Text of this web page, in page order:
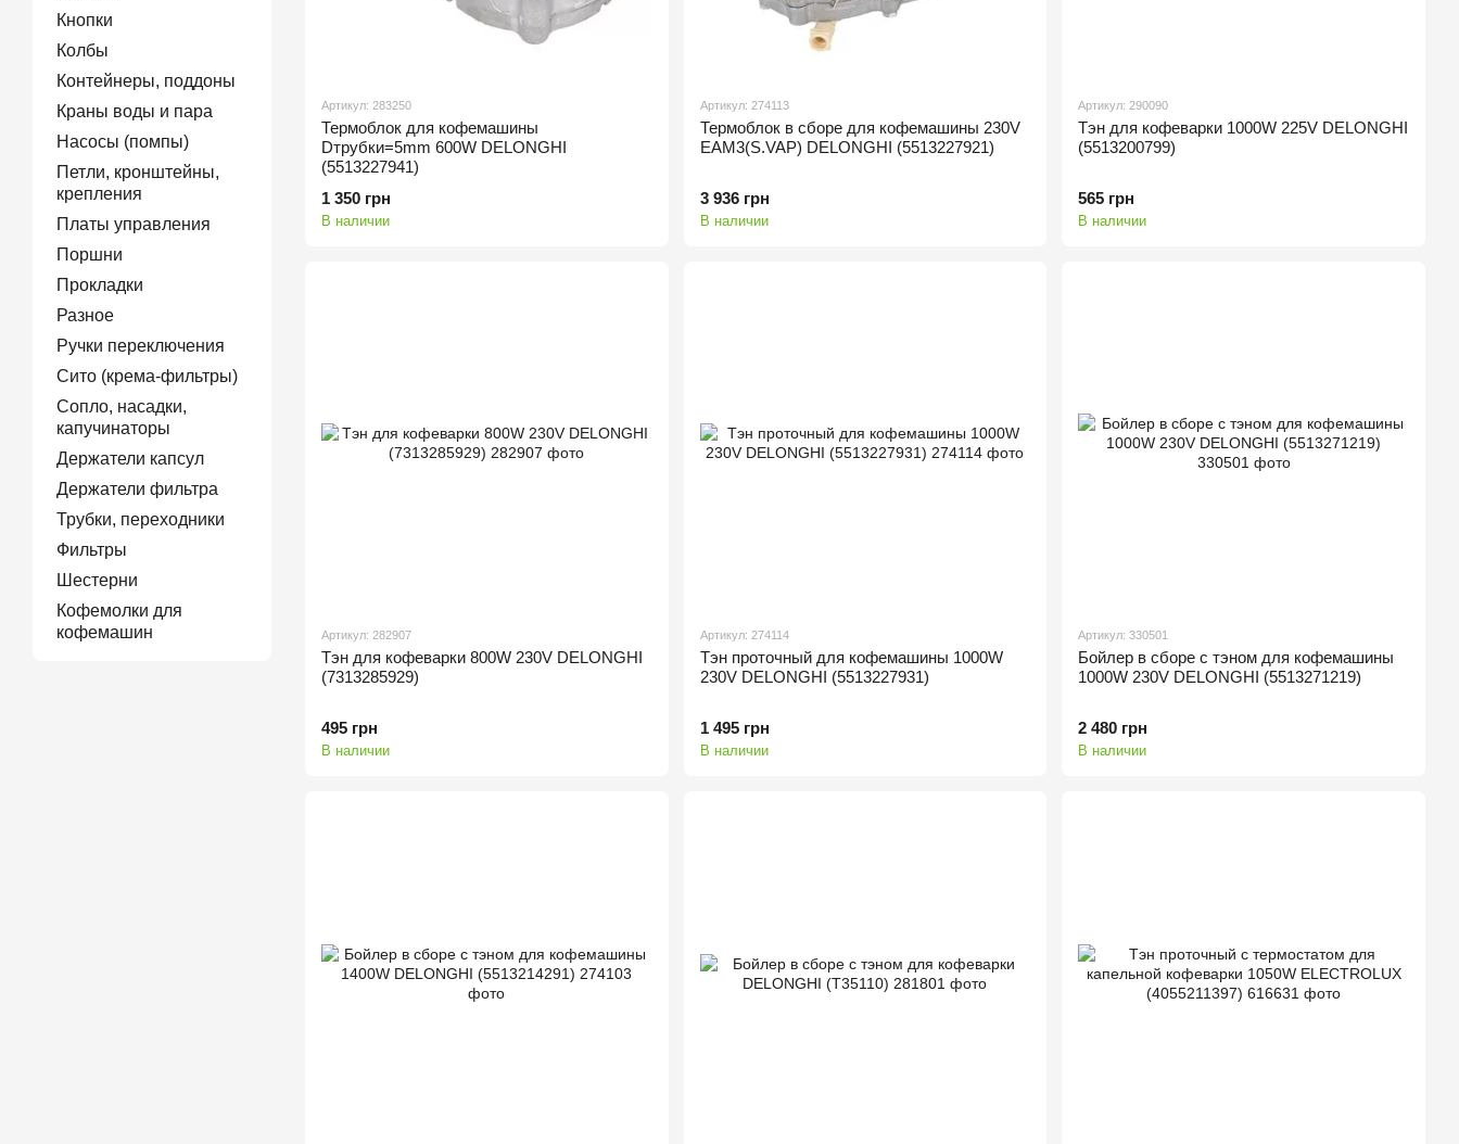
Артикул: 283250
Термоблок для кофемашины
Dтрубки=5mm 600W DELONGHI
(5513227941)
1 350 грн
В наличии
Артикул: 274113
Термоблок в сборе для кофемашины 230V
EAM3(S.VAP) DELONGHI (5513227921)
3 936 грн
В наличии
Артикул: 290090
Тэн для кофеварки 1000W 225V DELONGHI
(5513200799)
565 грн
В наличии
Артикул: 282907
Тэн для кофеварки 800W 230V DELONGHI
(7313285929)
495 грн
В наличии
Артикул: 274114
Тэн проточный для кофемашины 1000W
230V DELONGHI (5513227931)
1 495 грн
В наличии
Артикул: 330501
Бойлер в сборе с тэном для кофемашины
1000W 230V DELONGHI (5513271219)
2 480 грн
В наличии
Кнопки
Колбы
Контейнеры, поддоны
Краны воды и пара
Насосы (помпы)
Петли, кронштейны,
крепления
Платы управления
Поршни
Прокладки
Разное
Ручки переключения
Сито (крема-фильтры)
Сопло, насадки,
капучинаторы
Держатели капсул
Держатели фильтра
Трубки, переходники
Фильтры
Шестерни
Кофемолки для
кофемашин